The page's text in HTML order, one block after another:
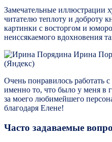
Замечательные иллюстрации
читателю теплоту и доброту
картинки с восторгом и
неиссякаемого вдохновения
Ирина
(Яндекс)
Очень понравилось работать
именно то, что было у меня в
за моего любимейшего
благодаря Елене!
Часто задаваемые